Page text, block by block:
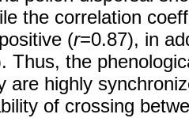
the correlation
(r=0.87), in
Thus, the
are highly
of crossing